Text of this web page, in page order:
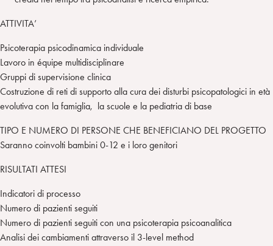
ATTIVITA’
Psicoterapia psicodinamica individuale
Lavoro in équipe multidisciplinare
Gruppi di supervisione clinica
Costruzione di reti di supporto alla cura dei disturbi psicopatologici in età
evolutiva con la famiglia, la scuole e la pediatria di base
TIPO E NUMERO DI PERSONE CHE BENEFICIANO DEL PROGETTO
Saranno coinvolti bambini 0-12 e i loro genitori
RISULTATI ATTESI
Indicatori di processo
Numero di pazienti seguiti
Numero di pazienti seguiti con una psicoterapia psicoanalitica
Analisi dei cambiamenti attraverso il 3-level method